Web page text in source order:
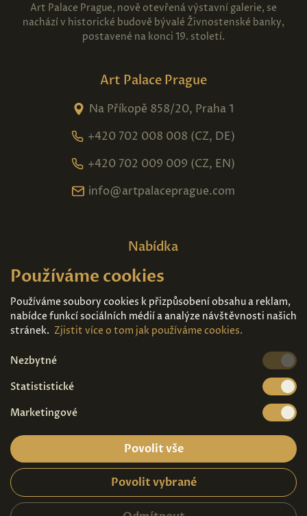
Art Palace Prague, nově otevřená výstavní galerie, se
nachází v historické budově bývalé Živnostenské banky,
postavené na konci 19. století.
Art Palace Prague
Na Příkopě 858/20, Praha 1
+420 702 008 008 (CZ, DE)
+420 702 009 009 (CZ, EN)
info@artpalaceprague.com
Nabídka
Domů
Expozice
Kontakt
Díla k prodeji
Vstupenky
2026© Copyright - Art Palace Prague s.r.o.
Ochrana osobních údajů|Návštěvní řád
Používáme cookies
Používáme soubory cookies k přizpůsobení obsahu a reklam,
nabídce funkcí sociálních médií a analýze návštěvnosti našich
stránek. Zjistit více o tom jak používáme cookies.
Nezbytné
Statististické
Marketingové
Povolit vše
Povolit vybrané